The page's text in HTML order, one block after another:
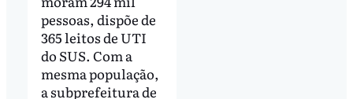
pessoas, dispõe de
365 leitos de UTI
do SUS. Com a
mesma população,
a subprefeitura de